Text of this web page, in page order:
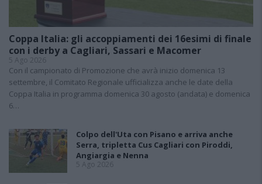
Coppa Italia: gli accoppiamenti dei 16esimi di finale
con i derby a Cagliari, Sassari e Macomer
5 Ago 2026
Con il campionato di Promozione che avrà inizio domenica 13
settembre, il Comitato Regionale ufficializza anche le date della
Coppa Italia in programma domenica 30 agosto (andata) e domenica
6…
Colpo dell'Uta con Pisano e arriva anche
Serra, tripletta Cus Cagliari con Piroddi,
Angiargia e Nenna
5 Ago 2026